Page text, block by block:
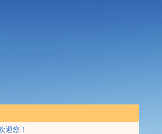
迎您！